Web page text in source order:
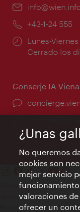
e-
Teléfono:
+43-1-24 555
Horarios
de
Lunes-
Cerrado los
Conserje IA Viena
Contacto
Aviso legal
Política de privacidad
¿Unas
No queremos
cookies son
mejor servicio
funcionamiento
valoraciones
ofrecer un